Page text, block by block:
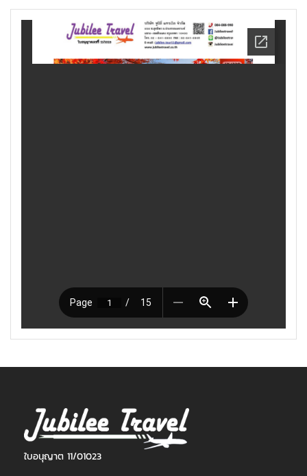
ใบอนุญาต 11/01023